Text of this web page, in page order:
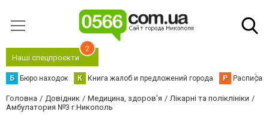
Наші спецпроєкти
2
Б Бюро находок К Книга жалоб и предложений города Р
Головна Довідник Медицина, здоров'я
Лікарні та поліклініки
Амбулатория №3 г.Никополь